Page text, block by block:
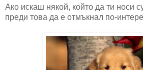
Ако искаш някой, който да ти носи
преди това да е отмъкнал по-